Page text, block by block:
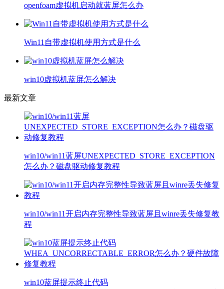
openfoam虚拟机启动就蓝屏怎么办
Win11自带虚拟机使用方式是什么
win10虚拟机蓝屏怎么解决
最新文章
win10/win11蓝屏UNEXPECTED_STORE_EXCEPTION
怎么办？磁盘驱动修复教程
win10/win11开启内存完整性导致蓝屏且winre丢失修复教
程
win10蓝屏提示终止代码